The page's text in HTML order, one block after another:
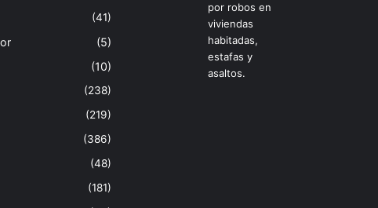
(41)
(5)
(10)
(238)
(219)
(386)
(48)
(181)